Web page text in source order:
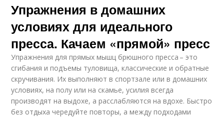
Упражнения для
Начальные
Упражнения в домашних
условиях для идеального
пресса. Качаем «прямой» пресс
Упражнения для прямых мышц брюшного пресса – это
сгибания и подъемы туловища, классические и обратные
скручивания. Их выполняют в спортзале или в домашних
условиях, на полу или на скамье, усилия всегда
производят на выдохе, а расслабляются на вдохе. Быстро
без отдыха чередуйте повторы, а между подходами